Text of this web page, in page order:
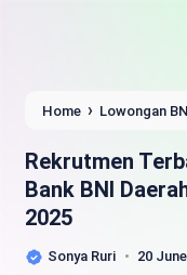
Home › Lowongan
Rekrutmen
Bank BNI
2025
Sonya Ruri 20